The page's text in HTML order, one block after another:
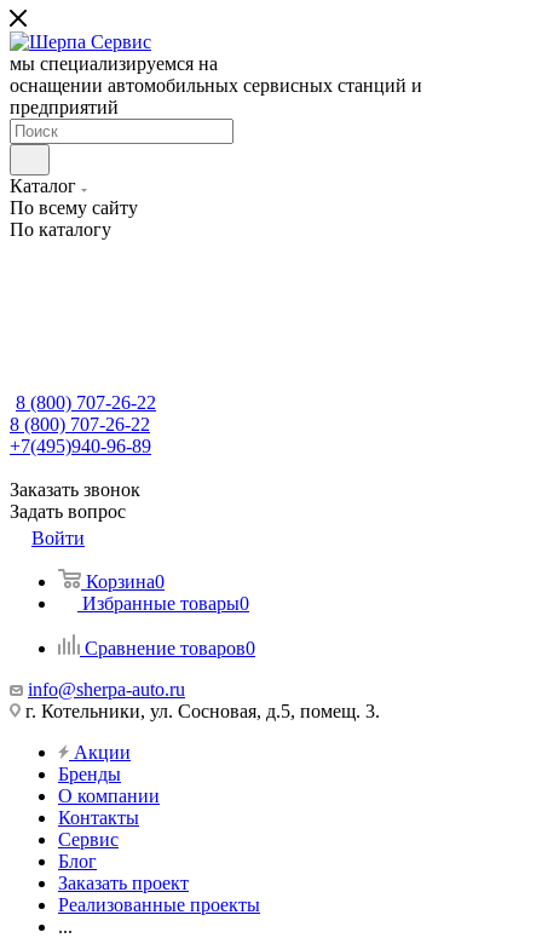
мы специализируемся на
оснащении автомобильных сервисных станций и
предприятий
Каталог
По всему сайту
По каталогу
8 (800) 707-26-22
8 (800) 707-26-22
+7(495)940-96-89
Заказать звонок
Задать вопрос
Войти
Корзина0
Избранные товары0
Сравнение товаров0
info@sherpa-auto.ru
г. Котельники, ул. Сосновая, д.5, помещ. 3.
Акции
Бренды
О компании
Контакты
Сервис
Блог
Заказать проект
Реализованные проекты
...